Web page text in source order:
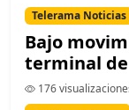
Telerama Noticias
Bajo
terminal de
176